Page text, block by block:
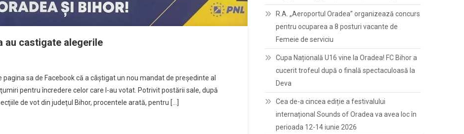
au castigate alegerile
pagina sa de Facebook că a câştigat un nou mandat de preşedinte al
pentru încredere celor care l-au votat. Potrivit postării sale, după
de vot din judeţul Bihor, procentele arată, pentru […]
R.A. „Aeroportul Oradea” organizează concurs
pentru ocuparea a 8 posturi vacante de
Femeie de serviciu
Cupa Națională U16 vine la Oradea! FC Bihor a
cucerit trofeul după o finală spectaculoasă la
Deva
Cea de-a cincea ediție a festivalului
internațional Sounds of Oradea va avea loc în
perioada 12-14 iunie 2026